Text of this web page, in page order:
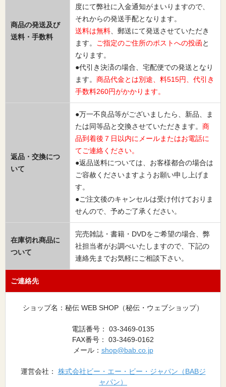
商品の発送及び
送料・手数料
度にて弊社に入金通知がまいりますので、
それからの発送手配となります。
送料は無料 、郵送にて発送させていただき
ます。
ご指定のご住所のポストへの投函と
なります。
●代引き決済の場合、宅配便での発送となり
ます。 商品代金とは別途、料515円、代引き
手数料260円がかかります。
返品・交換につ
いて
●万一不良品等がございましたら、新品、ま
たは同等品と交換させていただきます。 商
品到着後７日以内にメールまたはお電話に
てご連絡ください。
●返品送料については、お客様都合の場合は
ご容赦くださいますようお願い申し上げま
す。
●ご注文後のキャンセルは受け付けておりま
せんので、予めご了承ください。
在庫切れ商品に
ついて
完売雑誌・書籍・DVDをご希望の場合、弊
社担当者がお調べいたしますので、下記の
連絡先までお気軽にご相談下さい。
ご連絡先
ショップ名：秘伝 WEB SHOP（秘伝・ウェブショップ）
電話番号： 03-3469-0135
FAX番号： 03-3469-0162
メール： shop@bab.co.jp
運営会社： 株式会社ビー・エー・ビー・ジャパン（BABジ
ャパン）